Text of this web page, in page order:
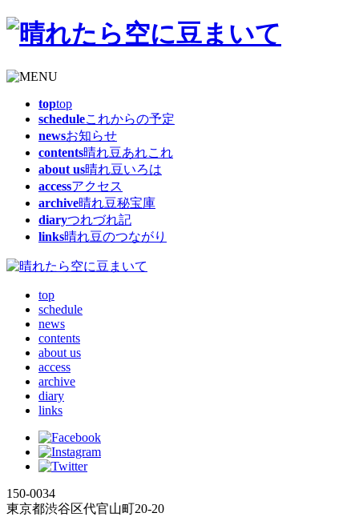
toptop
scheduleこれからの予定
newsお知らせ
contents晴れ豆あれこれ
about us晴れ豆いろは
accessアクセス
archive晴れ豆秘宝庫
diaryつれづれ記
links晴れ豆のつながり
top
schedule
news
contents
about us
access
archive
diary
links
150-0034
東京都渋谷区代官山町20-20